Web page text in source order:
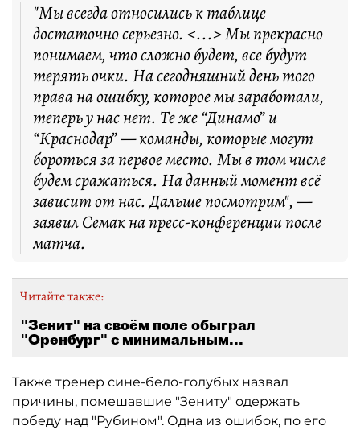
"Мы всегда относились к таблице
достаточно серьезно. <...> Мы прекрасно
понимаем, что сложно будет, все будут
терять очки. На сегодняшний день того
права на ошибку, которое мы заработали,
теперь у нас нет. Те же “Динамо” и
“Краснодар” — команды, которые могут
бороться за первое место. Мы в том числе
будем сражаться. На данный момент всё
зависит от нас. Дальше посмотрим", —
заявил Семак на пресс-конференции после
матча.
Читайте также:
"Зенит" на своём поле обыграл
"Оренбург" с минимальным...
Также тренер сине-бело-голубых назвал
причины, помешавшие "Зениту" одержать
победу над "Рубином". Одна из ошибок, по его